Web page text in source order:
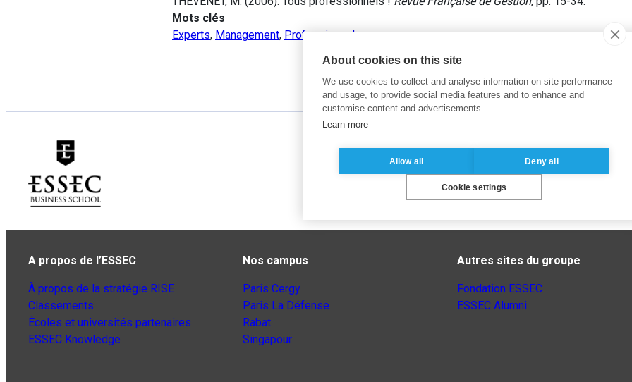
Mots clés
Experts, Management, Professionnels
A propos de l’ESSEC
À propos de la stratégie RISE
Classements
Écoles et universités partenaires
ESSEC Knowledge
Nos campus
Paris Cergy
Paris La Défense
Rabat
Singapour
Autres sites du groupe
Fondation ESSEC
ESSEC Alumni
About cookies on this site
We use cookies to collect and analyse information on site performance
and usage, to provide social media features and to enhance and
customise content and advertisements.
Learn more
Allow all Deny all
Cookie settings